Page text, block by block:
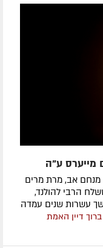
מייערס ע"ה
מנחם אב, מרת מרים
הרבי להולנד,
עשרות שנים עמדה
ברוך דיין האמת